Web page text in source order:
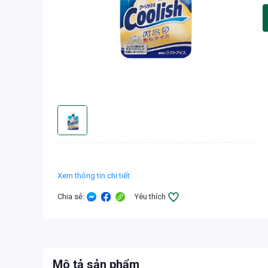
Xem thông tin chi tiết
Chia sẻ: Yêu thích
Mô tả sản phẩm